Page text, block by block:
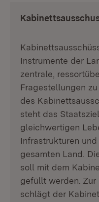
Instrumente der
zentrale,
Fragestellungen
des
steht das
gleichwertigen
Infrastrukturen
gesamten Land.
soll mit dem
gefüllt werden. Zur
schlägt der